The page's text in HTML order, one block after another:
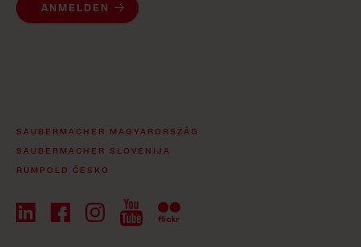
ANMELDEN
SAUBERMACHER MAGYARORSZÁG
SAUBERMACHER SLOVENIJA
RUMPOLD ČESKO